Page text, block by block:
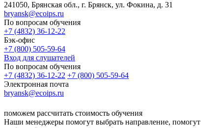
241050, Брянская обл., г. Брянск, ул. Фокина, д. 31
bryansk@ecoips.ru
По вопросам обучения
+7 (4832) 36-12-22
Бэк-офис
+7 (800) 505-59-64
Вход для слушателей
По вопросам обучения
+7 (4832) 36-12-22 +7 (800) 505-59-64
Электронная почта
bryansk@ecoips.ru
поможем рассчитать стоимость обучения
Наши менеджеры помогут выбрать направление, помогут